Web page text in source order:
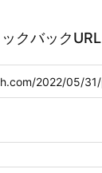
クバックURL